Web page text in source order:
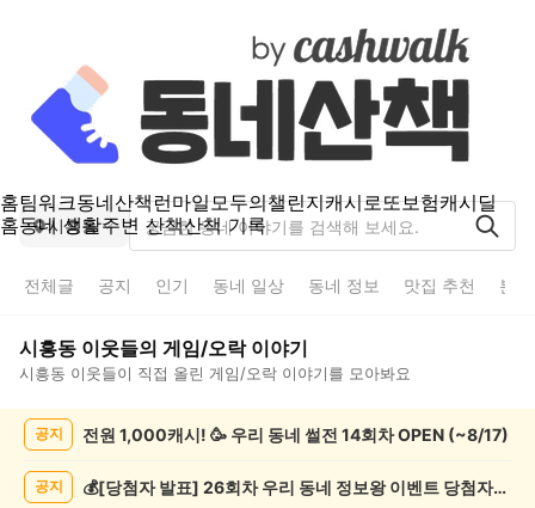
홈팀워크동네산책런마일모두의챌린지캐시로또보험캐시딜
홈동네 생활주변 산책산책 기록
시흥동
전체글 공지 인기 동네 일상 동네 정보 맛집 추천 분
시흥동 이웃들의 게임/오락이야기
시흥동 이웃들이 직접 올린 게임/오락 이야기를 모아봐요
공지 전원 1,000캐시! 🥳 우리 동네 썰전 14회차 OPEN (~8/17)
공지 💰[당첨자 발표] 26회차 우리 동네 정보왕 이벤트 당첨자를 발표합니다!